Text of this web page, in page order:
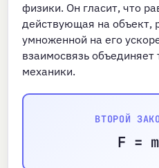
физики. Он гласит, что
действующая на объект,
умноженной на его
взаимосвязь
механики.
ВТОРОЙ
F =